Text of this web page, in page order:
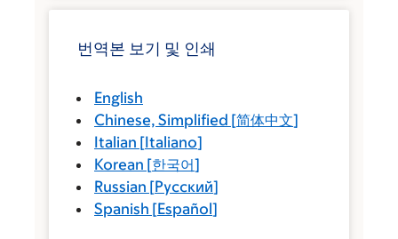
번역본 보기 및 인쇄
English
Chinese, Simplified [简体中文]
Italian [Italiano]
Korean [한국어]
Russian [Русский]
Spanish [Español]